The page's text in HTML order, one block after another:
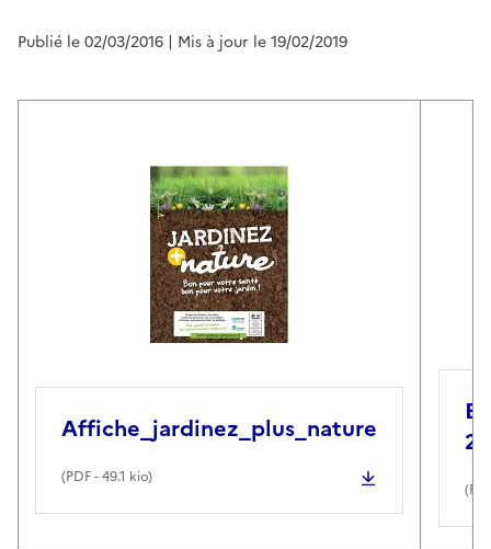
Publié le 02/03/2016 | Mis à jour le 19/02/2019
Affiche_jardinez_plus_nature
(PDF- 49.1 kio)
2
(